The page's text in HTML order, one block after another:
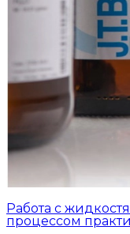
Работа с
процессом